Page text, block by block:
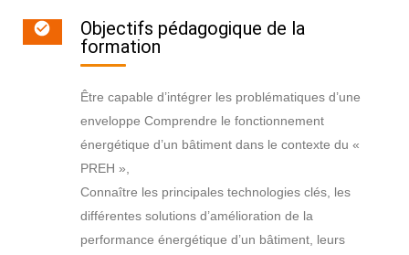
Objectifs pédagogique de la
formation
Être capable d’intégrer les problématiques d’une
enveloppe Comprendre le fonctionnement
énergétique d’un bâtiment dans le contexte du «
PREH »,
Connaître les principales technologies clés, les
différentes solutions d’amélioration de la
performance énergétique d’un bâtiment, leurs